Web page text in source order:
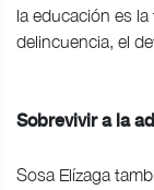
la educación es
delincuencia, el
Sobrevivir a la
Sosa Elízaga